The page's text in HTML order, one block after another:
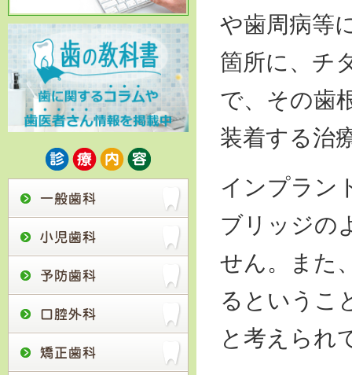
や歯周病等
箇所に、チ
で、その歯
装着する治
インプラン
ブリッジの
せん。また
るというこ
と考えられ